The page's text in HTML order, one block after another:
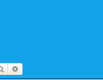
Rechercher